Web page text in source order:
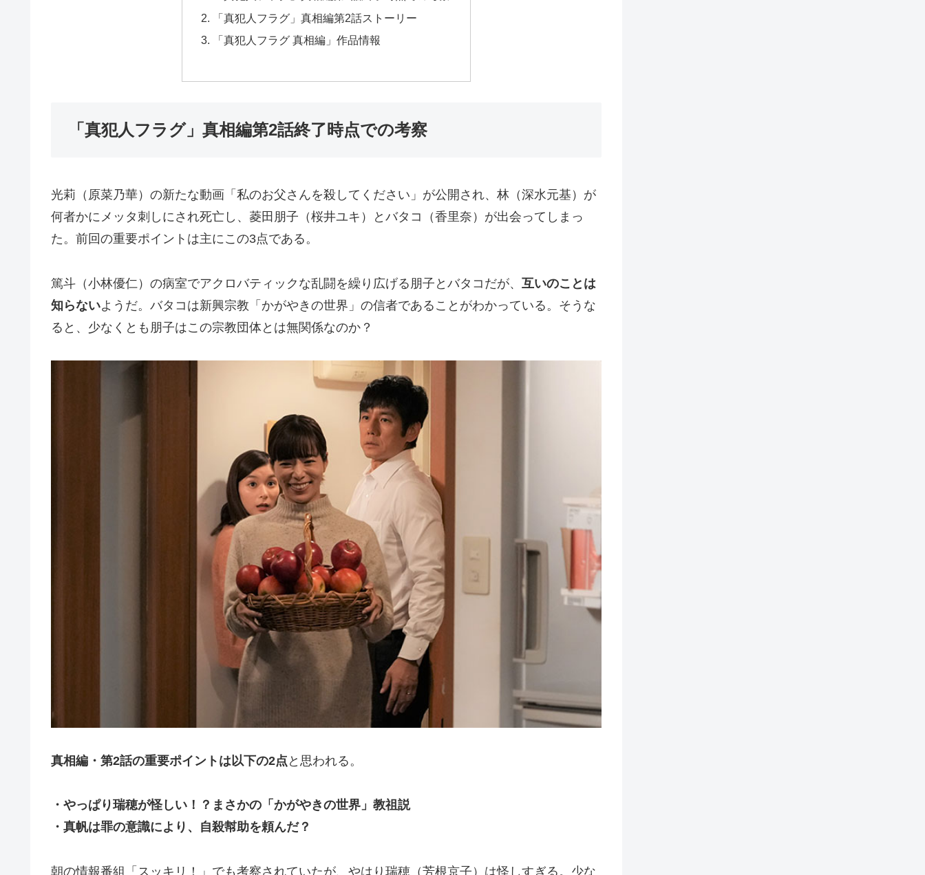
「真犯人フラグ」真相編第2話ストーリー
「真犯人フラグ 真相編」作品情報
「真犯人フラグ」真相編第2話終了時点での考察
光莉（原菜乃華）の新たな動画「私のお父さんを殺してください」が公開され、林（深水元基）が
何者かにメッタ刺しにされ死亡し、菱田朋子（桜井ユキ）とバタコ（香里奈）が出会ってしまっ
た。前回の重要ポイントは主にこの3点である。
篤斗（小林優仁）の病室でアクロバティックな乱闘を繰り広げる朋子とバタコだが、 互いのことは
知らないようだ。バタコは新興宗教「かがやきの世界」の信者であることがわかっている。そうな
ると、少なくとも朋子はこの宗教団体とは無関係なのか？
真相編・第2話の重要ポイントは以下の2点 と思われる。
・やっぱり瑞穂が怪しい！？まさかの「かがやきの世界」教祖説
・真帆は罪の意識により、自殺幇助を頼んだ？
朝の情報番組「スッキリ！」でも考察されていたが、やはり瑞穂（芳根京子）は怪しすぎる。少な